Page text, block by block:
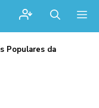
Populares da